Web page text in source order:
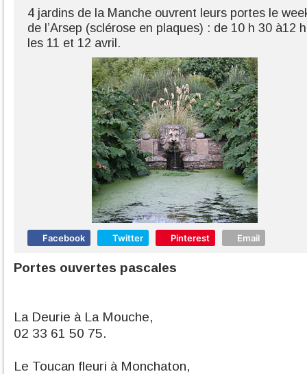
4 jardins de la Manche ouvrent leurs portes le
de l’Arsep (sclérose en plaques) : de 10 h 30 à12
les 11 et 12 avril.
Facebook Twitter Pinterest Email
Portes ouvertes pascales
La Deurie à La Mouche,
02 33 61 50 75.
Le Toucan fleuri à Monchaton,